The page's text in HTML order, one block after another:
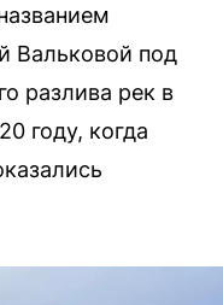
Вальковой под
разлива рек в
году, когда